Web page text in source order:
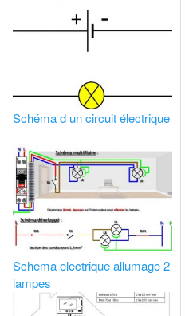
Schéma d un circuit électrique
Schema electrique allumage 2
lampes